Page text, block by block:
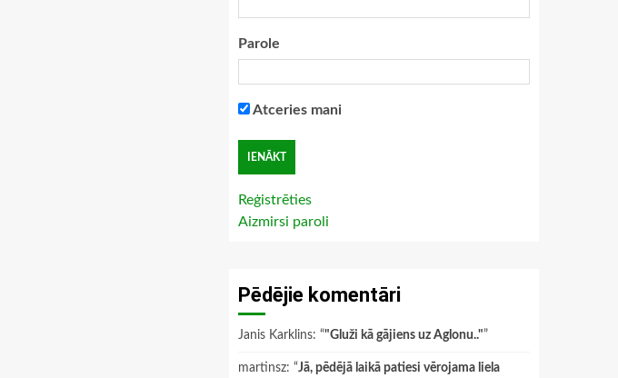
Parole
Atceries mani
Reģistrēties
Aizmirsi paroli
Pēdējie komentāri
Janis Karklins: “"Gluži kā gājiens uz Aglonu.."”
martinsz: “Jā, pēdējā laikā patiesi vērojama liela